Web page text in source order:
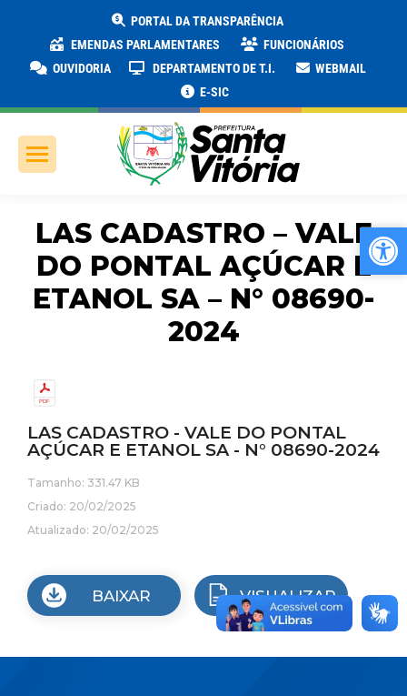
PORTAL DA TRANSPARÊNCIA
EMENDAS PARLAMENTARES
FUNCIONÁRIOS
OUVIDORIA
DEPARTAMENTO DE T.I.
WEBMAIL
E-SIC
LAS CADASTRO – VALE
DO PONTAL AÇÚCAR E
ETANOL SA – N° 08690-
2024
LAS CADASTRO - VALE DO PONTAL
AÇÚCAR E ETANOL SA - N° 08690-2024
Tamanho: 331.47 KB
Criado: 20/02/2025
Atualizado: 20/02/2025
BAIXAR VISUALIZAR